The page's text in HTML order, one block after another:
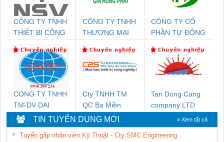
CÔNG TY TNHH
THIẾT BỊ CÔNG
SETSUBI VIỆT
NAM
CÔNG TY TNHH
THƯƠNG MẠI
THUẬT ĐIỆN CƠ
GIA HƯNG
CÔNG TY CỔ
PHẦN TỰ ĐỘNG
CONG TY TNHH
TM-DV DAI
DONG THANH
Cty TNHH TM
QC Ba Miền
Tan Dong Cang
company LTD
TIN TUYỂN DỤNG MỚI » Xem tất cả
Tuyển gấp nhân viên Kỹ Thuật - Cty SMC Engineering